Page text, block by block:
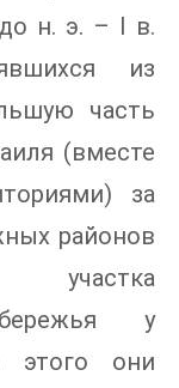
н. э. – I в.
из
часть
(вместе
за
районов
у
этого они